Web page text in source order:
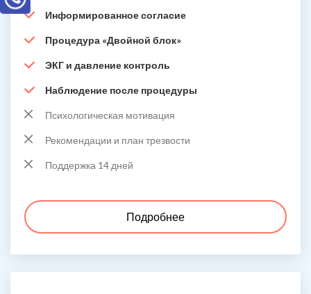
Информированное согласие
Процедура «Двойной блок»
ЭКГ и давление контроль
Наблюдение после процедуры
Психологическая мотивация
Рекомендации и план трезвости
Поддержка 14 дней
Подробнее